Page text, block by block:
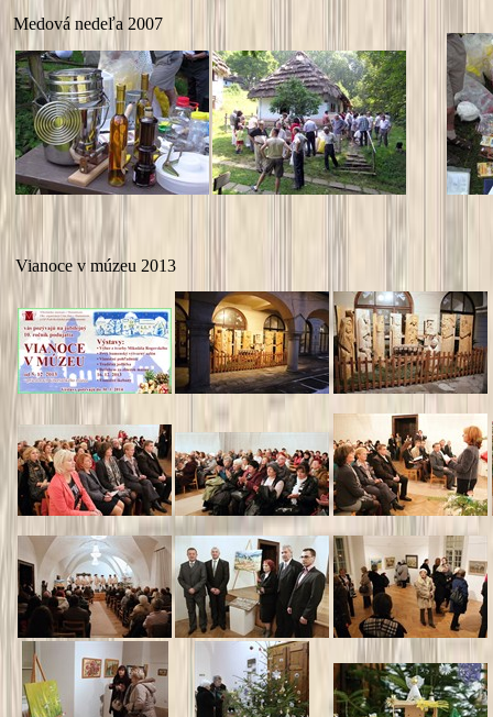
Medová nedeľa 2007
Vianoce v múzeu 2013